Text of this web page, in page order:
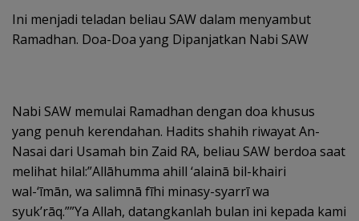
Ini menjadi teladan beliau SAW dalam menyambut
Ramadhan. Doa-Doa yang Dipanjatkan Nabi SAW
Nabi SAW memulai Ramadhan dengan doa khusus
yang penuh kerendahan. Hadits shahih riwayat An-
Nasai dari Usamah bin Zaid RA, beliau SAW berdoa saat
melihat hilal:”Allāhumma ahill ‘alainā bil-khairi
wal-‘īmān, wa salimnā fīhi minasy-syarrī wa
syuk’rāq.””Ya Allah, datangkanlah bulan ini kepada kami